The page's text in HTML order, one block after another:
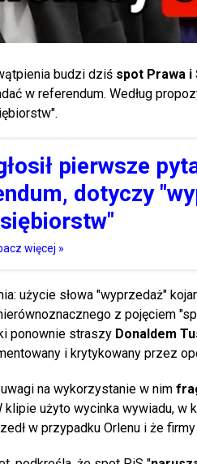
budzi dziś spot Prawa i
w referendum. Według
pierwsze
dotyczy
więcej »
użycie słowa "wyprzedaż"
z pojęciem
ponownie straszy Donaldem
i krytykowany przez
na wykorzystanie w nim
klipie użyto wycinka wywiadu, w
w przypadku Orlenu i że